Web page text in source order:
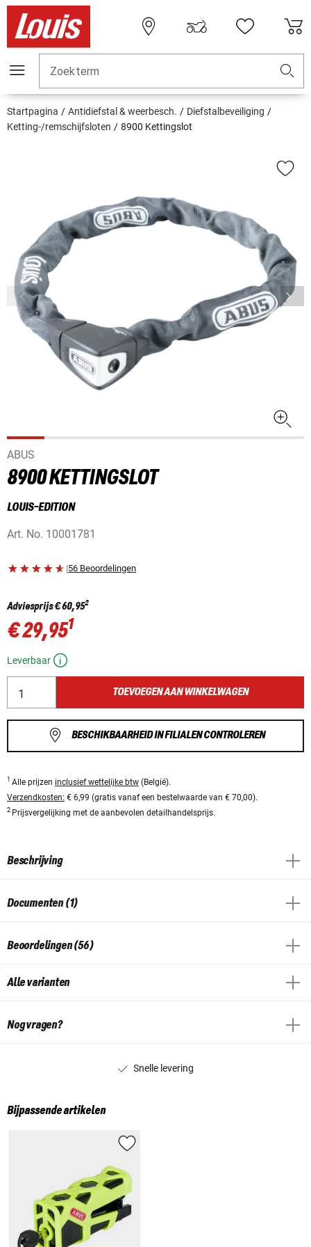
Zoekterm
Startpagina Antidiefstal & weerbesch.
Diefstalbeveiliging
Ketting-/remschijfsloten
8900 Kettingslot
ABUS
8900 KETTINGSLOT
LOUIS-EDITION
Art. No. 10001781
|56 Beoordelingen
Adviesprijs€ 60,952
€ 29,951
Leverbaar
TOEVOEGEN AAN WINKELWAGEN
BESCHIKBAARHEID IN FILIALEN CONTROLEREN
1 Alle prijzen inclusief wettelijke btw (België).
Verzendkosten: € 6,99 (gratis vanaf een bestelwaarde van € 70,00).
2 Prijsvergelijking met de aanbevolen detailhandelsprijs.
Beschrijving
Documenten (1)
Beoordelingen (56)
Alle varianten
Nog vragen?
Snelle levering
Bijpassende artikelen